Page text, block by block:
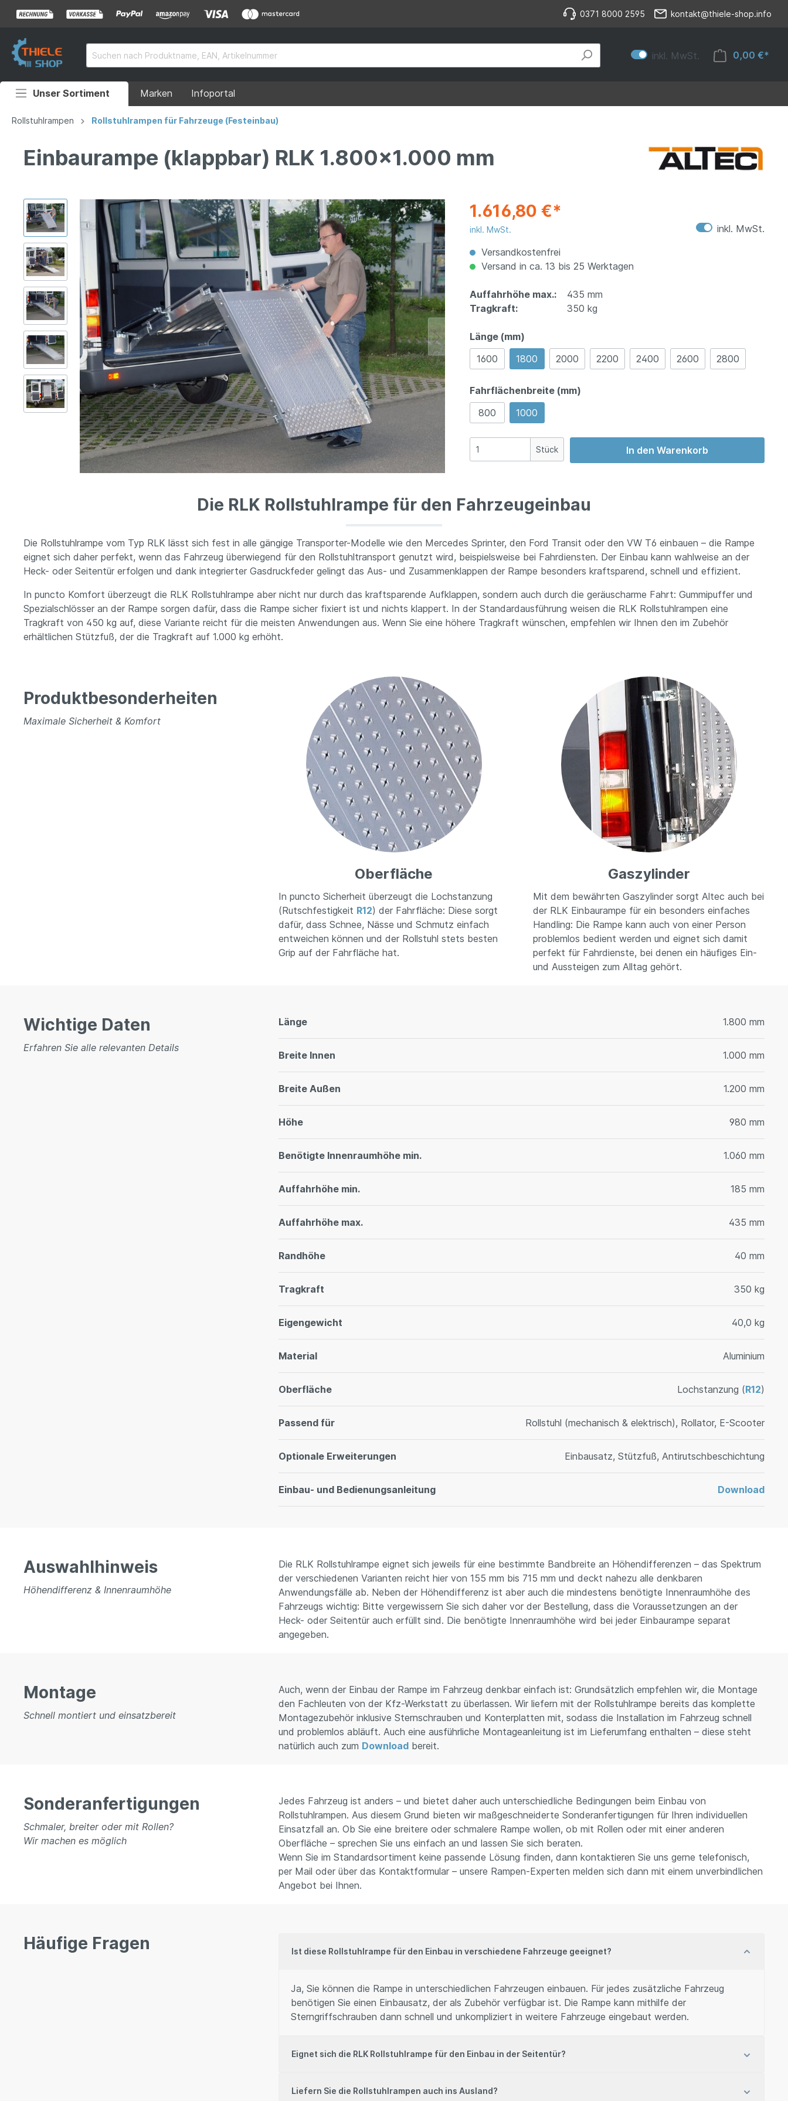
0371 8000 2595 kontakt@thiele-shop.info
inkl. MwSt. 0,00 €*
Unser Sortiment Marken Infoportal
Auffahrrampen
Rollstuhlrampen
Grubenabdeckungen
Absperrtechnik
Gerüsttechnik
Leitern
Lagertechnik
Hubgeräte
Lkw-Enteisung
Zubehör
Rollstuhlrampen Rollstuhlrampen für Fahrzeuge (Festeinbau)
Einbaurampe (klappbar) RLK 1.800x1.000 mm
1.616,80 €*
inkl. MwSt.
inkl. MwSt.
Versandkostenfrei
Versand in ca. 13 bis 25 Werktagen
Auffahrhöhe max.:
435 mm
Tragkraft:
350 kg
Länge (mm)
1600
1800 2000 2200 2400 2600 2800
Fahrflächenbreite (mm)
800
1000
Stück In den Warenkorb
Die RLK Rollstuhlrampe für den Fahrzeugeinbau
Die Rollstuhlrampe vom Typ RLK lässt sich fest in alle gängige Transporter-Modelle wie den Mercedes Sprinter, den Ford Transit oder den VW T6 einbauen – die Rampe
eignet sich daher perfekt, wenn das Fahrzeug überwiegend für den Rollstuhltransport genutzt wird, beispielsweise bei Fahrdiensten. Der Einbau kann wahlweise an der
Heck- oder Seitentür erfolgen und dank integrierter Gasdruckfeder gelingt das Aus- und Zusammenklappen der Rampe besonders kraftsparend, schnell und effizient.
In puncto Komfort überzeugt die RLK Rollstuhlrampe aber nicht nur durch das kraftsparende Aufklappen, sondern auch durch die geräuscharme Fahrt: Gummipuffer und
Spezialschlösser an der Rampe sorgen dafür, dass die Rampe sicher fixiert ist und nichts klappert. In der Standardausführung weisen die RLK Rollstuhlrampen eine
Tragkraft von 450 kg auf, diese Variante reicht für die meisten Anwendungen aus. Wenn Sie eine höhere Tragkraft wünschen, empfehlen wir Ihnen den im Zubehör
erhältlichen Stützfuß, der die Tragkraft auf 1.000 kg erhöht.
Produktbesonderheiten
Maximale Sicherheit & Komfort
Oberfläche
In puncto Sicherheit überzeugt die Lochstanzung
(Rutschfestigkeit R12) der Fahrfläche: Diese sorgt
dafür, dass Schnee, Nässe und Schmutz einfach
entweichen können und der Rollstuhl stets besten
Grip auf der Fahrfläche hat.
Gaszylinder
Mit dem bewährten Gaszylinder sorgt Altec auch bei
der RLK Einbaurampe für ein besonders einfaches
Handling: Die Rampe kann auch von einer Person
problemlos bedient werden und eignet sich damit
perfekt für Fahrdienste, bei denen ein häufiges Ein-
und Aussteigen zum Alltag gehört.
Wichtige Daten
Erfahren Sie alle relevanten Details
Länge 1.800 mm
Breite Innen 1.000 mm
Breite Außen 1.200 mm
Höhe 980 mm
Benötigte Innenraumhöhe min. 1.060 mm
Auffahrhöhe min. 185 mm
Auffahrhöhe max. 435 mm
Randhöhe 40 mm
Tragkraft 350 kg
Eigengewicht 40,0 kg
Material Aluminium
Oberfläche Lochstanzung (R12)
Passend für Rollstuhl (mechanisch & elektrisch), Rollator, E-Scooter
Optionale Erweiterungen Einbausatz, Stützfuß, Antirutschbeschichtung
Einbau- und Bedienungsanleitung Download
Auswahlhinweis
Höhendifferenz & Innenraumhöhe
Die RLK Rollstuhlrampe eignet sich jeweils für eine bestimmte Bandbreite an Höhendifferenzen – das Spektrum
der verschiedenen Varianten reicht hier von 155 mm bis 715 mm und deckt nahezu alle denkbaren
Anwendungsfälle ab. Neben der Höhendifferenz ist aber auch die mindestens benötigte Innenraumhöhe des
Fahrzeugs wichtig: Bitte vergewissern Sie sich daher vor der Bestellung, dass die Voraussetzungen an der
Heck- oder Seitentür auch erfüllt sind. Die benötigte Innenraumhöhe wird bei jeder Einbaurampe separat
angegeben.
Montage
Schnell montiert und einsatzbereit
Auch, wenn der Einbau der Rampe im Fahrzeug denkbar einfach ist: Grundsätzlich empfehlen wir, die Montage
den Fachleuten von der Kfz-Werkstatt zu überlassen. Wir liefern mit der Rollstuhlrampe bereits das komplette
Montagezubehör inklusive Sternschrauben und Konterplatten mit, sodass die Installation im Fahrzeug schnell
und problemlos abläuft. Auch eine ausführliche Montageanleitung ist im Lieferumfang enthalten – diese steht
natürlich auch zum Downloadbereit.
Sonderanfertigungen
Schmaler, breiter oder mit Rollen?
Wir machen es möglich
Jedes Fahrzeug ist anders – und bietet daher auch unterschiedliche Bedingungen beim Einbau von
Rollstuhlrampen. Aus diesem Grund bieten wir maßgeschneiderte Sonderanfertigungen für Ihren individuellen
Einsatzfall an. Ob Sie eine breitere oder schmalere Rampe wollen, ob mit Rollen oder mit einer anderen
Oberfläche – sprechen Sie uns einfach an und lassen Sie sich beraten.
Wenn Sie im Standardsortiment keine passende Lösung finden, dann kontaktieren Sie uns gerne telefonisch,
per Mail oder über das Kontaktformular – unsere Rampen-Experten melden sich dann mit einem unverbindlichen
Angebot bei Ihnen.
Häufige Fragen Ist diese Rollstuhlrampe für den Einbau in verschiedene Fahrzeuge geeignet?
Ja, Sie können die Rampe in unterschiedlichen Fahrzeugen einbauen. Für jedes zusätzliche Fahrzeug
benötigen Sie einen Einbausatz, der als Zubehör verfügbar ist. Die Rampe kann mithilfe der
Sterngriffschrauben dann schnell und unkompliziert in weitere Fahrzeuge eingebaut werden.
Eignet sich die RLK Rollstuhlrampe für den Einbau in der Seitentür?
Liefern Sie die Rollstuhlrampen auch ins Ausland?